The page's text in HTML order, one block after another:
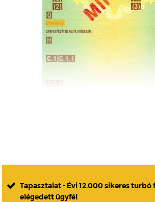
Tapasztalat - Évi 12.000 sikeres turbó
elégedett ügyfél